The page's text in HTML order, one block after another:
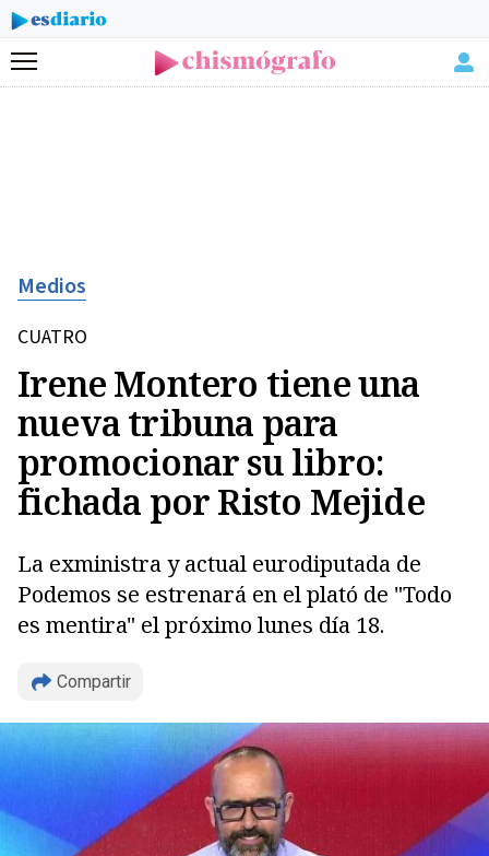
Menú
Medios
CUATRO
Irene Montero tiene una
nueva tribuna para
promocionar su libro:
fichada por Risto Mejide
La exministra y actual eurodiputada de
Podemos se estrenará en el plató de "Todo
es mentira" el próximo lunes día 18.
Compartir
Copiar